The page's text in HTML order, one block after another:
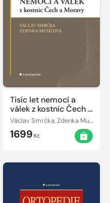
Tisíc let nemocí a
válek z kostnic Čech a
Moravy
Václav Smrčka, Zdenka Musilová
1699 Kč